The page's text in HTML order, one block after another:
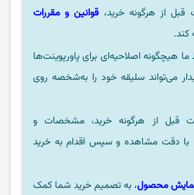
قبل از هرگونه خرید،قوانین و مقررات
کند.
هیچگونه اصلاحیه‌ای برای پاورپوینت‌ها
می‌تواند سلیقه خود را به‌شخصه روی
قبل از هرگونه خرید، مشخصات و
با دقت مشاهده و سپس اقدام به خرید
محصول، به تصمیم خرید شما کمک